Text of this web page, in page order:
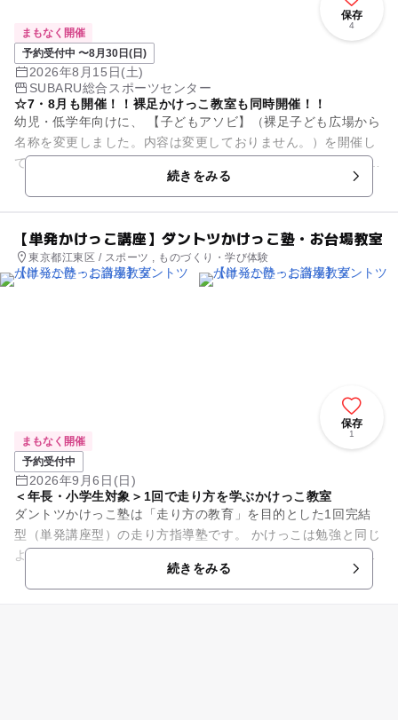
保存
4
まもなく開催
予約受付中 〜8月30日(日)
2026年8月15日(土)
SUBARU総合スポーツセンター
☆7・8月も開催！！裸足かけっこ教室も同時開催！！
幼児・低学年向けに、 【子どもアソビ】（裸足子ども広場から
名称を変更しました。内容は変更しておりません。）を開催し
ています。 小さい子ども達への安全を配慮して実施しますので
続きをみる
【単発かけっこ講座】ダントツかけっこ塾・お台場教室
東京都江東区 / スポーツ , ものづくり・学び体験
保存
1
まもなく開催
予約受付中
2026年9月6日(日)
＜年長・小学生対象＞1回で走り方を学ぶかけっこ教室
ダントツかけっこ塾は「走り方の教育」を目的とした1回完結
型（単発講座型）の走り方指導塾です。 かけっこは勉強と同じ
ように、正しく理解し練習すれば上達できる技能です。ダント
続きをみる